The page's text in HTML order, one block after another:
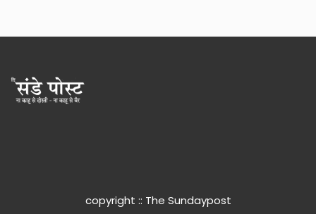
copyright :: The Sundaypost